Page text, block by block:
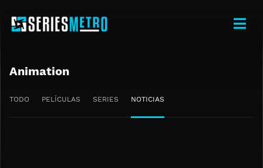
Animation
TODO PELÍCULAS SERIES NOTICIAS